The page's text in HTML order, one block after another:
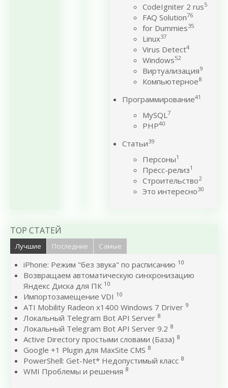
CodeIgniter 2 rus5
FAQ Solution76
for Dummies35
Linux37
Virus Detect4
Windows52
Виртуализация9
Компьютерное8
Программирование41
MySQL7
PHP40
Статьи39
Персоны1
Пресс-релиз1
Строительство2
Это интересно30
TOP СТАТЕЙ
Лучшие Последние Самые
iPhone: Режим "без звука" по расписанию 10
Возвращаем автоматическую синхронизацию
Яндекс Диска для ПК 10
Импортозамещение VDI 10
ATI Mobility Radeon x1400 Windows 7 Driver 9
Локальный Telegram Bot API Server 8
Локальный Telegram Bot API Server 9.2 8
Active Directory простыми словами (База) 8
Google +1 Plugin для MaxSite CMS 8
PowerShell: Get-Net* Недопустимый класс 8
WMI Проблемы и решения 8